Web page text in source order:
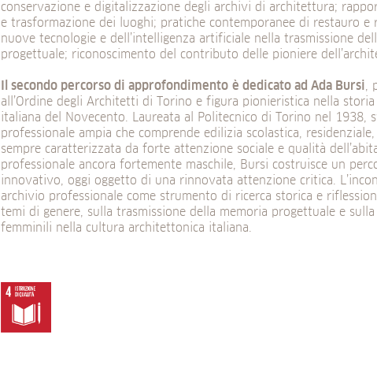
conservazione e digitalizzazione degli archivi di architettura;
e trasformazione dei luoghi; pratiche contemporanee di restauro e
nuove tecnologie e dell’intelligenza artificiale nella trasmissione
progettuale; riconoscimento del contributo delle pioniere
Il secondo percorso di approfondimento è dedicato ad Ada Bursi ,
all’Ordine degli Architetti di Torino e figura pionieristica nella storia
italiana del Novecento. Laureata al Politecnico di Torino nel 1938,
professionale ampia che comprende edilizia scolastica, residenziale,
sempre caratterizzata da forte attenzione sociale e qualità
professionale ancora fortemente maschile, Bursi costruisce un
innovativo, oggi oggetto di una rinnovata attenzione critica.
archivio professionale come strumento di ricerca storica e
temi di genere, sulla trasmissione della memoria progettuale e
femminili nella cultura architettonica italiana.